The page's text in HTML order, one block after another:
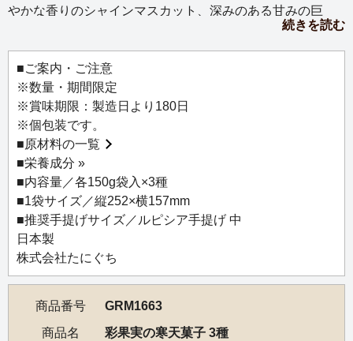
やかな香りのシャインマスカット、深みのある甘みの巨
峰、すっきりと心地よい酸味の瀬戸内レモンの3種をご用意
しました。寒天ならではのやさしい歯ざわりと、ふわりと
広がる果実の軽やかな味わいが魅力。冷蔵庫で冷やしてお
召し上がりいただくと、みずみずしさがより一層引き立ち
ます。香り高い烏龍茶や冷たい日本茶と相性抜群。きらき
らと涼やかな、懐かしくも新しい上質な一品です。
続きを読む
■ご案内・ご注意
※数量・期間限定
※賞味期限：製造日より180日
※個包装です。
■原材料の一覧
■栄養成分 »
■内容量／各150g袋入×3種
■1袋サイズ／縦252×横157mm
■推奨手提げサイズ／ルピシア手提げ 中
日本製
株式会社たにぐち
商品番号
GRM1663
商品名
彩果実の寒天菓子 3種